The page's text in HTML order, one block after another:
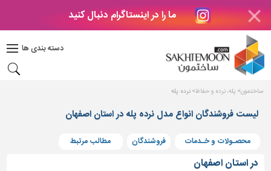
ما را در اینستاگرام دنبال کنید
دسته بندی ها
دکوراسیون
بتن
های
بتنی
و
پنجره
ساختمون پله، نرده و حفاظ نرده پله
لیست فروشندگان انواع مدل نرده پله در استان اصفهان
محصـولات و خـدمات فروشندگان مطالب مرتبط
در استان اصفهان